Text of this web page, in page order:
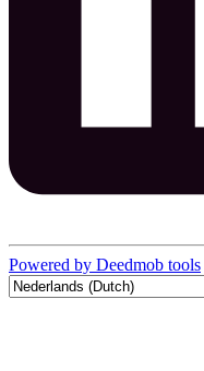
Powered by Deedmob tools